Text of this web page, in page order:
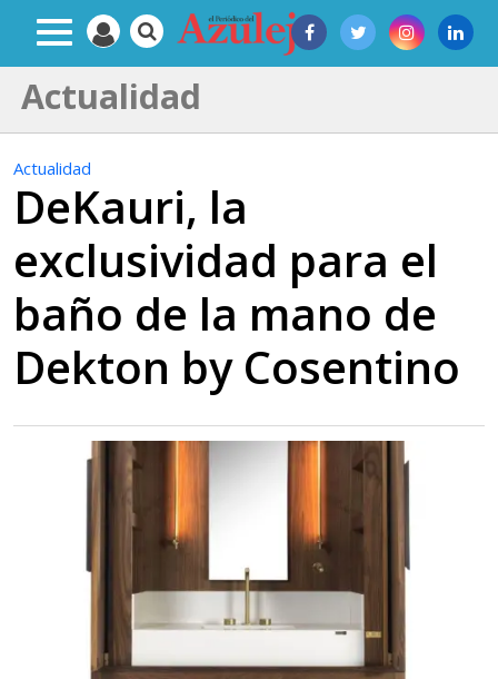
Actualidad
Actualidad
DeKauri, la
exclusividad para el
baño de la mano de
Dekton by Cosentino